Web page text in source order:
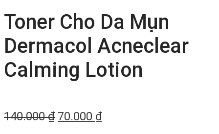
Toner Cho Da Mụn
Dermacol Acneclear
Calming Lotion
140.000₫ 70.000 ₫